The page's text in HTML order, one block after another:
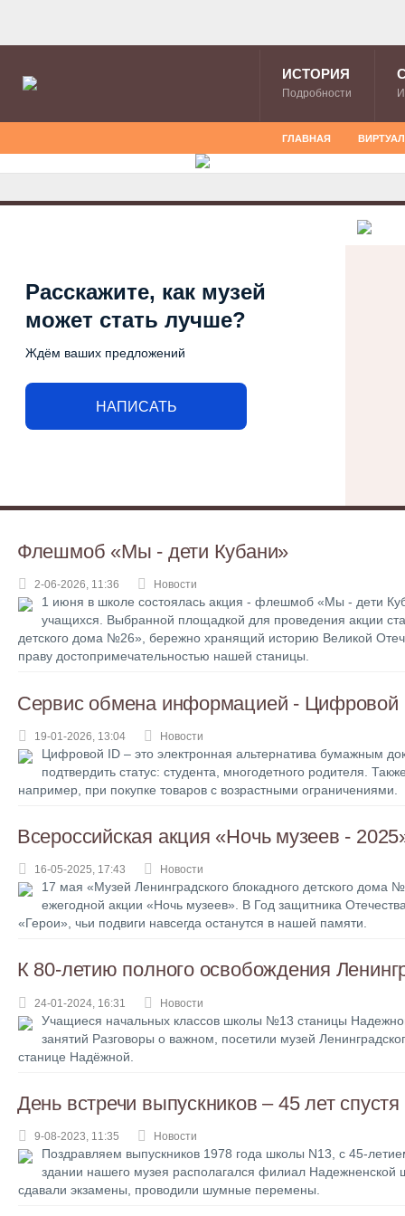
ИСТОРИЯ
Подробности
ГЛАВНАЯ
Расскажите, как музей
может стать лучше?
Ждём ваших предложений
НАПИСАТЬ
Флешмоб «Мы - дети Кубани»
2-06-2026, 11:36 Новости
1 июня в школе состоялась акция - флешмоб «Мы - дети
учащихся. Выбранной площадкой для проведения акции
детского дома №26», бережно хранящий историю Великой
праву достопримечательностью нашей станицы.
Сервис обмена информацией - Цифровой
19-01-2026, 13:04 Новости
Цифровой ID – это электронная альтернатива бумажным
подтвердить статус: студента, многодетного родителя.
например, при покупке товаров с возрастными ограничениями.
Всероссийская акция «Ночь музеев -
16-05-2025, 17:43 Новости
17 мая «Музей Ленинградского блокадного детского дома
ежегодной акции «Ночь музеев». В Год защитника
«Герои», чьи подвиги навсегда останутся в нашей памяти.
К 80-летию полного освобождения
24-01-2024, 16:31 Новости
Учащиеся начальных классов школы №13 станицы
занятий Разговоры о важном, посетили музей
станице Надёжной.
День встречи выпускников – 45 лет спустя
9-08-2023, 11:35 Новости
Поздравляем выпускников 1978 года школы N13, с 45-
здании нашего музея располагался филиал Надежненской
сдавали экзамены, проводили шумные перемены.